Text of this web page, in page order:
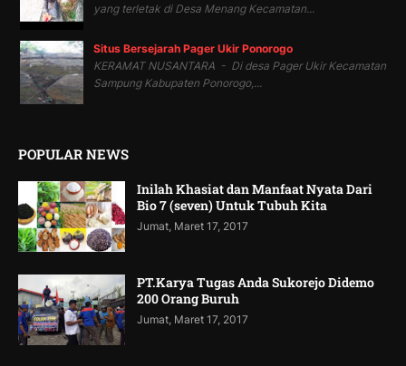
yang terletak di Desa Menang Kecamatan...
Situs Bersejarah Pager Ukir Ponorogo
KERAMAT NUSANTARA - Di desa Pager Ukir Kecamatan
Sampung Kabupaten Ponorogo,...
POPULAR NEWS
Inilah Khasiat dan Manfaat Nyata Dari
Bio 7 (seven) Untuk Tubuh Kita
Jumat, Maret 17, 2017
PT.Karya Tugas Anda Sukorejo Didemo
200 Orang Buruh
Jumat, Maret 17, 2017